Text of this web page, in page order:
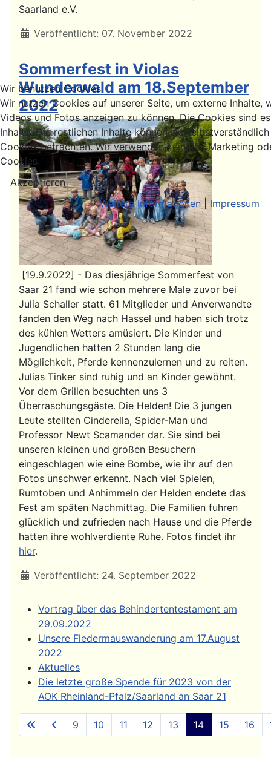
Saarland e.V.
Details
Veröffentlicht: 07. November 2022
Sommerfest in Violas
Wunderwald am 18.September
2022
[19.9.2022] - Das diesjährige Sommerfest von
Saar 21 fand wie schon mehrere Male zuvor bei
Julia Schaller statt. 61 Mitglieder und Anverwandte
fanden den Weg nach Hassel und haben sich trotz
des kühlen Wetters amüsiert. Die Kinder und
Jugendlichen hatten 2 Stunden lang die
Möglichkeit, Pferde kennenzulernen und zu reiten.
Julias Tinker sind ruhig und an Kinder gewöhnt.
Vor dem Grillen besuchten uns 3
Überraschungsgäste. Die Helden! Die 3 jungen
Leute stellten Cinderella, Spider-Man und
Professor Newt Scamander dar. Sie sind bei
unseren kleinen und großen Besuchern
eingeschlagen wie eine Bombe, wie ihr auf den
Fotos unschwer erkennt. Nach viel Spielen,
Rumtoben und Anhimmeln der Helden endete das
Fest am späten Nachmittag. Die Familien fuhren
glücklich und zufrieden nach Hause und die Pferde
hatten ihre wohlverdiente Ruhe. Fotos findet ihr
hier.
Details
Veröffentlicht: 24. September 2022
Vortrag über das Behindertentestament am
29.09.2022
Unsere Fledermauswanderung am 17.August
2022
Aktuelles
Die letzte große Spende für 2023 von der
AOK Rheinland-Pfalz/Saarland an Saar 21
Seite 14 von 20
9 10 11 12 13 14 15 16
Wir benutzen Cookies
Wir nutzen Cookies auf unserer Seite, um externe Inhalte,
Videos und Fotos anzeigen zu können. Die Cookies sind
Inhalte. Die restlichen Inhalte können sie
Cookies betrachten. Wir verwenden keinerlei Marketing
Cookies.
Akzeptieren
Ablehnen
Weitere Informationen|Impressum